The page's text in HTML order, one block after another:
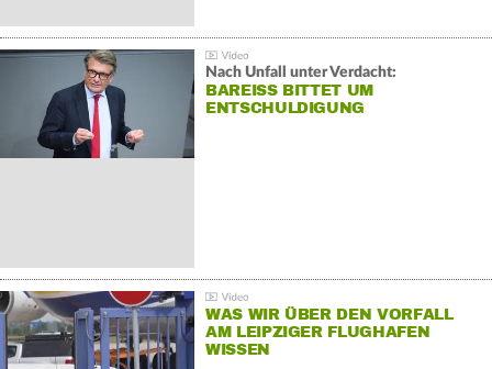
Nach Unfall unter Verdacht:
BAREISS BITTET UM E
NTSCHULDIGUNG
WAS WIR ÜBER DEN VORFALL
AM LEIPZIGER FLUGHAFEN
WISSEN